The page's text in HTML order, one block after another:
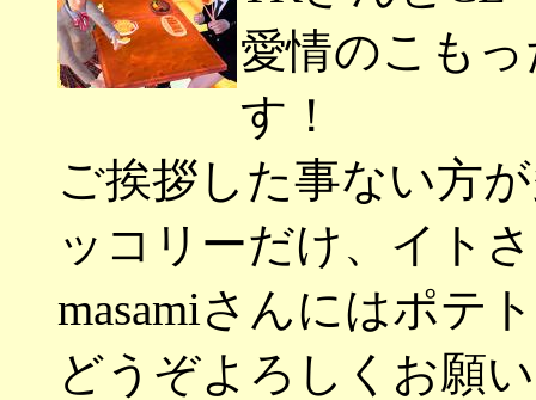
愛情のこも
す！
ご挨拶した事ない方
ッコリーだけ、イト
masamiさんにはポテ
どうぞよろしくお願